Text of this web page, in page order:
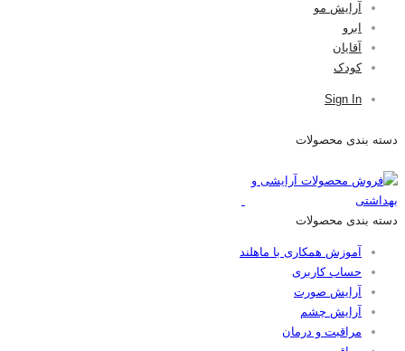
آرایش مو
ابرو
آقایان
کودک
Sign In
دسته بندی محصولات
دسته بندی محصولات
آموزش همکاری با ماهلند
حساب کاربری
آرایش صورت
آرایش چشم
مراقبت و درمان